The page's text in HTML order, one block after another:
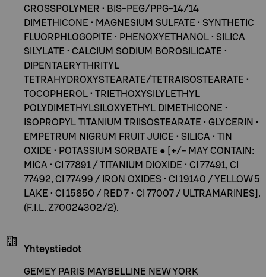
CROSSPOLYMER • BIS-PEG/PPG-14/14
DIMETHICONE • MAGNESIUM SULFATE • SYNTHETIC
FLUORPHLOGOPITE • PHENOXYETHANOL • SILICA
SILYLATE • CALCIUM SODIUM BOROSILICATE •
DIPENTAERYTHRITYL
TETRAHYDROXYSTEARATE/TETRAISOSTEARATE •
TOCOPHEROL • TRIETHOXYSILYLETHYL
POLYDIMETHYLSILOXYETHYL DIMETHICONE •
ISOPROPYL TITANIUM TRIISOSTEARATE • GLYCERIN •
EMPETRUM NIGRUM FRUIT JUICE • SILICA • TIN
OXIDE • POTASSIUM SORBATE ● [+/- MAY CONTAIN:
MICA • CI 77891 / TITANIUM DIOXIDE • CI 77491, CI
77492, CI 77499 / IRON OXIDES • CI 19140 / YELLOW 5
LAKE • CI 15850 / RED 7 • CI 77007 / ULTRAMARINES].
(F.I.L. Z70024302/2).
Yhteystiedot
GEMEY PARIS MAYBELLINE NEW YORK